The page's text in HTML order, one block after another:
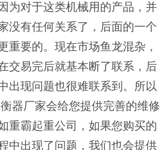
为对于这类机械用的产品，并
没有任何关系了，后面的一个
重要的。现在市场鱼龙混杂，
交易完后就基本断了联系，后
出现问题也很难联系到。所以
器厂家会给您提供完善的维修
重霸起重公司，如果您购买的
中出现了问题，我们也会提供